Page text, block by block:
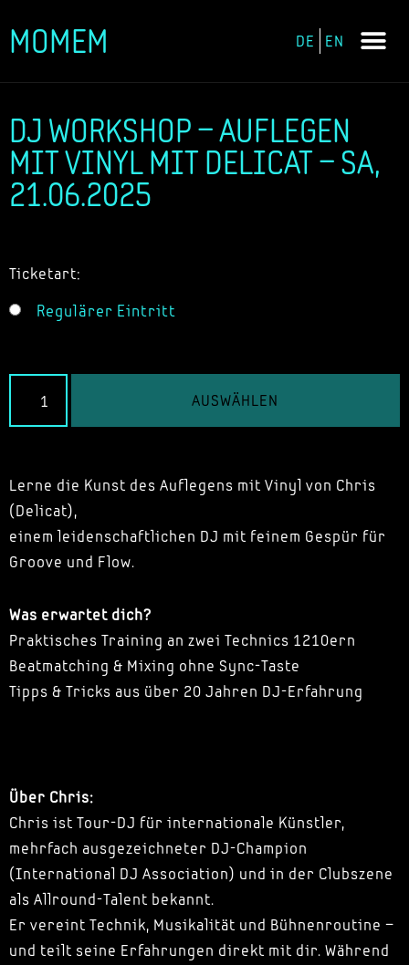
Zum
MOMEM DE EN
DJ WORKSHOP – AUFLEGEN
MIT VINYL MIT DELICAT – SA,
21.06.2025
Ticketart:
Regulärer Eintritt
AUSWÄHLEN
Lerne die Kunst des Auflegens mit Vinyl von Chris
(Delicat),
einem leidenschaftlichen DJ mit feinem Gespür für
Groove und Flow.
Was erwartet dich?
Praktisches Training an zwei Technics 1210ern
Beatmatching & Mixing ohne Sync-Taste
Tipps & Tricks aus über 20 Jahren DJ-Erfahrung
Über Chris:
Chris ist Tour-DJ für internationale Künstler,
mehrfach ausgezeichneter DJ-Champion
(International DJ Association) und in der Clubszene
als Allround-Talent bekannt.
Er vereint Technik, Musikalität und Bühnenroutine –
und teilt seine Erfahrungen direkt mit dir. Während